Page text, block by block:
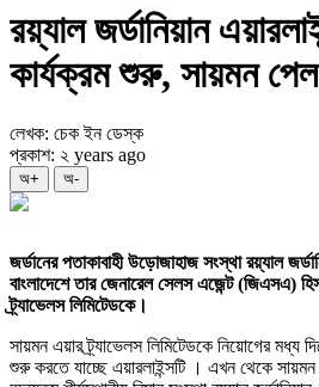
রয়্যাল জর্ডানিয়ান
কার্যক্রম শুরু, সায়মন
লেখক: চেক ইন ডেস্ক
প্রকাশ: ২ years ago
অ+ অ-
জর্ডানের পতাকাবাহী উড়োজাহাজ সংস্থা রয়্যাল
বাংলাদেশে তার জেনারেল সেলস এজেন্ট (জিএসএ)
ট্র্যাভেলস লিমিটেডকে।
সায়মন এয়ার ট্র্যাভেলস লিমিটেডকে নিয়োগের মধ্য
শুরু করতে যাচ্ছে এয়ারলাইন্সটি । এখন থেকে সায়মন